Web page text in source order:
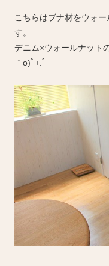
こちらはブナ材をウォ
す。
デニム×ウォールナット
｀o)ﾟ+.ﾟ